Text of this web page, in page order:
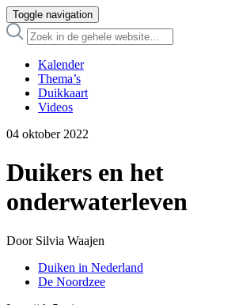
Toggle navigation
Kalender
Thema’s
Duikkaart
Videos
04 oktober 2022
Duikers en het
onderwaterleven
Door Silvia Waajen
Duiken in Nederland
De Noordzee